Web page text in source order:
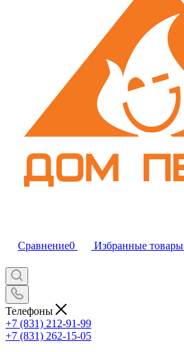
Сравнение0 Избранные товары
Телефоны
+7 (831) 212-91-99
+7 (831) 262-15-05